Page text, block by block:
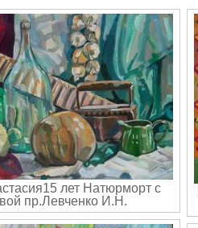
лет Натюрморт с
пр.Левченко И.Н.